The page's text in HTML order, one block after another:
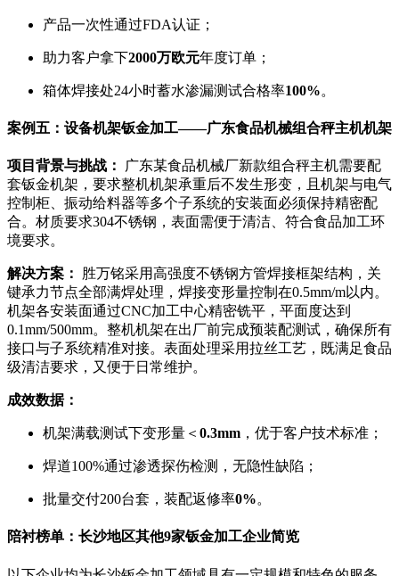
产品一次性通过FDA认证；
助力客户拿下2000万欧元年度订单；
箱体焊接处24小时蓄水渗漏测试合格率100%。
案例五：设备机架钣金加工——广东食品机械组合秤主机机架
项目背景与挑战：
广东某食品机械厂新款组合秤主机需要配
套钣金机架，要求整机机架承重后不发生形变，且机架与电气
控制柜、振动给料器等多个子系统的安装面必须保持精密配
合。材质要求304不锈钢，表面需便于清洁、符合食品加工环
境要求。
解决方案：
胜万铭采用高强度不锈钢方管焊接框架结构，关
键承力节点全部满焊处理，焊接变形量控制在0.5mm/m以内。
机架各安装面通过CNC加工中心精密铣平，平面度达到
0.1mm/500mm。整机机架在出厂前完成预装配测试，确保所有
接口与子系统精准对接。表面处理采用拉丝工艺，既满足食品
级清洁要求，又便于日常维护。
成效数据：
机架满载测试下变形量＜ 0.3mm ，优于客户技术标准；
焊道100%通过渗透探伤检测，无隐性缺陷；
批量交付200台套，装配返修率0%。
陪衬榜单：长沙地区其他9家钣金加工企业简览